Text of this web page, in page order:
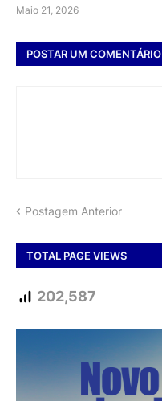
Maio 21, 2026
POSTAR UM COMENTÁRIO
Postagem Anterior
TOTAL PAGE VIEWS
202,587